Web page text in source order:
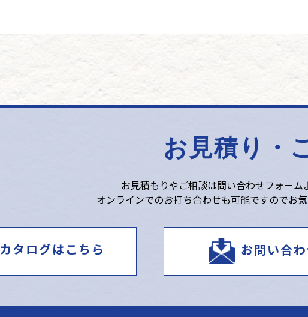
お見積り・
お見積もりやご相談は問い合わせフォーム
オンラインでのお打ち合わせも可能ですのでお
カタログはこちら お問い合